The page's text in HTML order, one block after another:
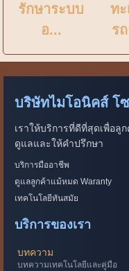
รักษาระบบ
อ...
ท
ร
บริษัทไมโอนิคส์ โ
เราให้บริการที่ดีที่สุดเพื่อ
ดูแลและให้คำปรึกษา
บริการมืออาชีพ
ดูแลลูกค้าแม้หมด Waranty
เทคโนโลยีทันสมัย
บริการของเรา
บทความ
บทความเทคโนโลยีและคู่มือ